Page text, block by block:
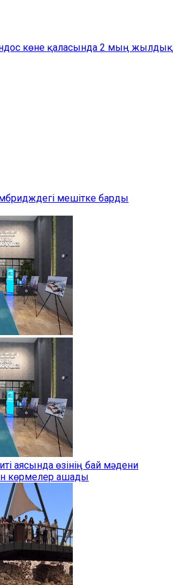
көне қаласында 2 мың жылдық
мешітке барды
аясында өзінің бай мәдени
көрмелер ашады